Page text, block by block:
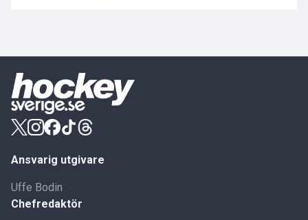
Ansvarig utgivare
Uffe Bodin
Chefredaktör